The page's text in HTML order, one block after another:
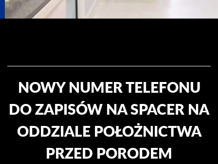
NOWY NUMER TELEFONU
DO ZAPISÓW NA SPACER NA
ODDZIALE POŁOŻNICTWA
PRZED PORODEM